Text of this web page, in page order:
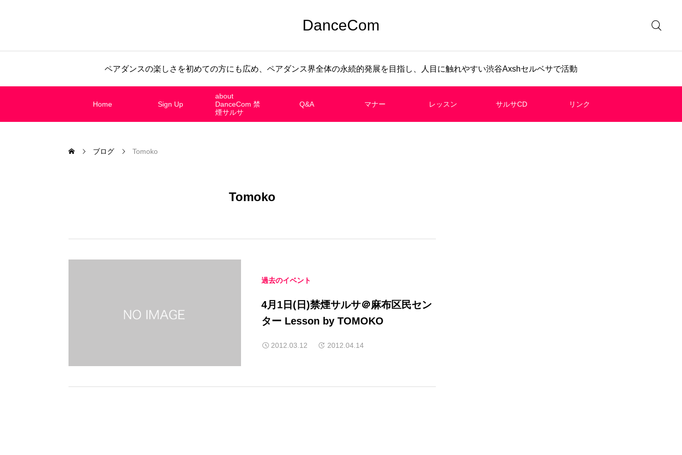
DanceCom
ペアダンスの楽しさを初めての方にも広め、ペアダンス界全体の永続的発展を目指し、人目に触れやすい渋谷Axshセルベサで活動
Home Sign Up
about
DanceCom 禁
煙サルサ
Q&A マナー レッスン サルサCD リンク
ブログ Tomoko
Tomoko
過去のイベント
4月1日(日)禁煙サルサ＠麻布区民セン
ター Lesson by TOMOKO
2012.03.12 2012.04.14